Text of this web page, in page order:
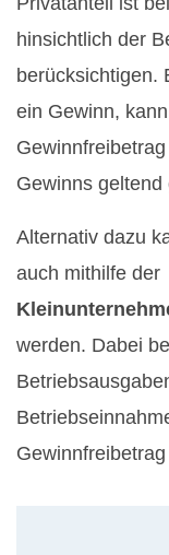
hinsichtlich der
berücksichtigen.
ein Gewinn,
Gewinns
Alternativ dazu
auch mithilfe der
werden. Dabei